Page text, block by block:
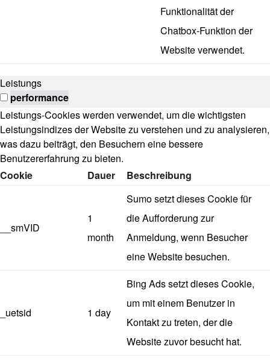
Funktionalität der
Chatbox-Funktion der
Website verwendet.
Leistungs
performance
Leistungs-Cookies werden verwendet, um die wichtigsten
Leistungsindizes der Website zu verstehen und zu analysieren,
was dazu beiträgt, den Besuchern eine bessere
Benutzererfahrung zu bieten.
Cookie
Dauer Beschreibung
__smVID
1
month
Sumo setzt dieses Cookie für
die Aufforderung zur
Anmeldung, wenn Besucher
eine Website besuchen.
_uetsid 1 day
Bing Ads setzt dieses Cookie,
um mit einem Benutzer in
Kontakt zu treten, der die
Website zuvor besucht hat.